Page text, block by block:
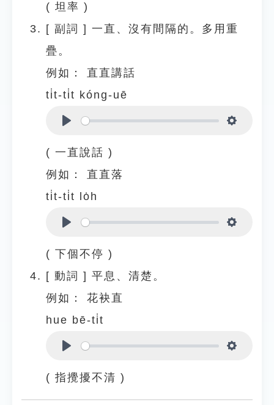
( 坦率 )
[ 副詞 ] 一直、沒有間隔的。多用重
疊。
例如：
直直講話
ti̍t-ti̍t kóng-uē
( 一直說話 )
例如：
直直落
ti̍t-ti̍t lo̍h
( 下個不停 )
[ 動詞 ] 平息、清楚。
例如：
花袂直
hue bē-ti̍t
( 指攪擾不清 )